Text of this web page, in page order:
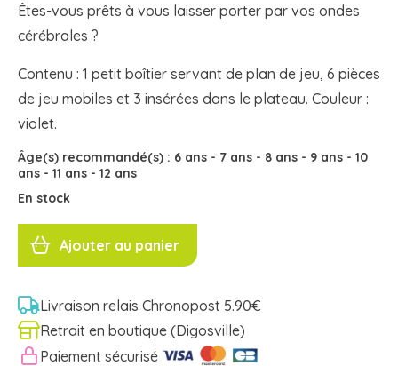
Êtes-vous prêts à vous laisser porter par vos ondes
cérébrales ?
Contenu : 1 petit boîtier servant de plan de jeu, 6 pièces
de jeu mobiles et 3 insérées dans le plateau. Couleur :
violet.
Âge(s) recommandé(s) : 6 ans - 7 ans - 8 ans - 9 ans - 10
ans - 11 ans - 12 ans
En stock
quantité
MINI Ajouter au panier
Livraison relais Chronopost 5.90€
Retrait en boutique (Digosville)
Paiement sécurisé